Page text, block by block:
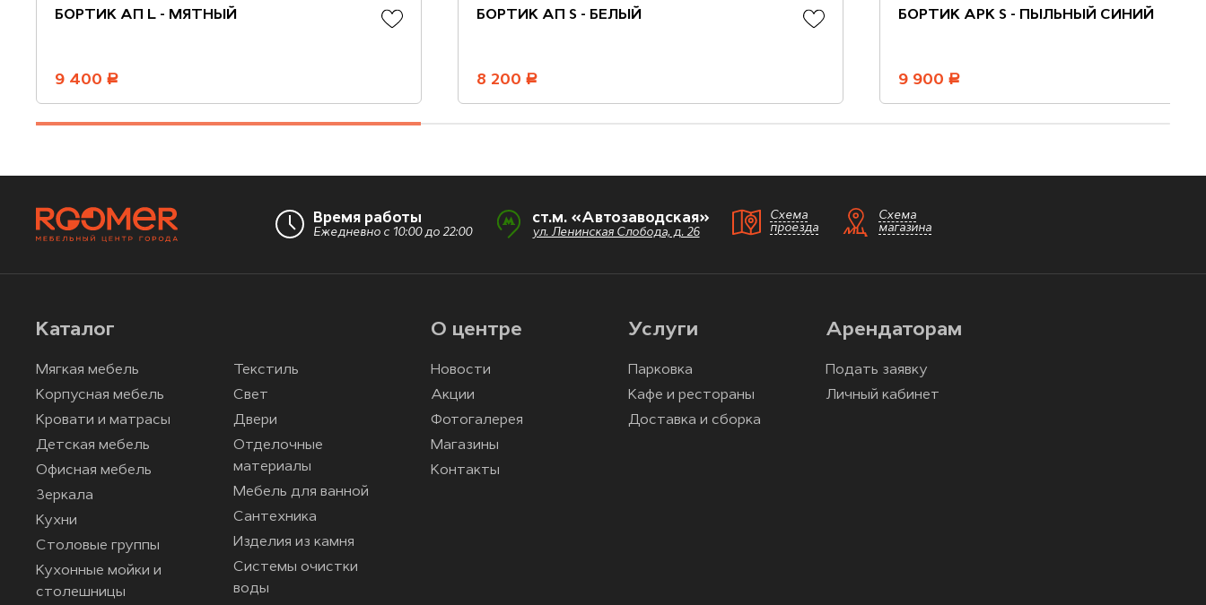
БОРТИК АП L - МЯТНЫЙ
9 400 руб.
БОРТИК АП S - БЕЛЫЙ
8 200 руб.
БОРТИК АРК S - ПЫЛЬНЫЙ СИНИЙ
9 900 руб.
Время работы
Ежедневно с 10:00 до 22:00
ст.м. «Автозаводская»
ул. Ленинская Слобода, д. 26
Схема
проезда
Схема
магазина
Каталог
Мягкая мебель
Корпусная мебель
Кровати и матрасы
Детская мебель
Офисная мебель
Зеркала
Кухни
Столовые группы
Кухонные мойки и
столешницы
Текстиль
Свет
Двери
Отделочные
материалы
Мебель для ванной
Сантехника
Изделия из камня
Системы очистки
воды
О центре
Новости
Акции
Фотогалерея
Магазины
Контакты
Услуги
Парковка
Кафе и рестораны
Доставка и сборка
Арендаторам
Подать заявку
Личный кабинет